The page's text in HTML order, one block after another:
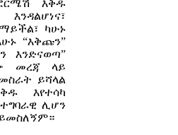
እቅዱ
ካሁኑ
“እቅጩን”
እንድናወጣ”
መረጃ ላይ
ይሻላል
እየተሳካ
ሊሆን